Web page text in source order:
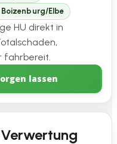
Elbe
HU direkt in
fahrbereit.
lassen